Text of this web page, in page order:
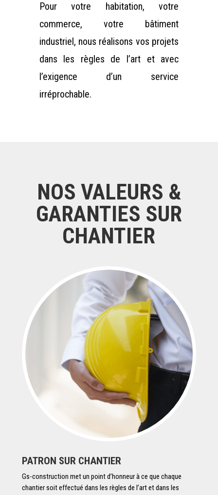
Pour votre habitation, votre
commerce, votre bâtiment
industriel, nous réalisons vos projets
dans les règles de l’art et avec
l’exigence d’un service
irréprochable.
NOS VALEURS &
GARANTIES SUR
CHANTIER
PATRON SUR CHANTIER
Gs-construction met un point d’honneur à ce que chaque
chantier soit effectué dans les règles de l’art et dans les